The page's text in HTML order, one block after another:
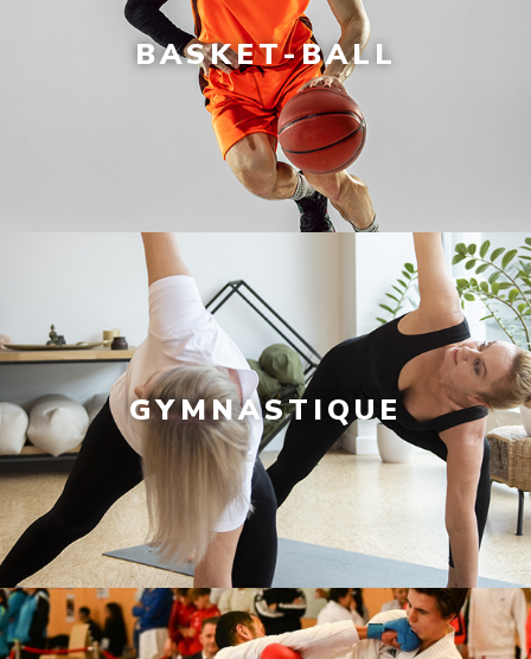
BASKET-BALL
GYMNASTIQUE